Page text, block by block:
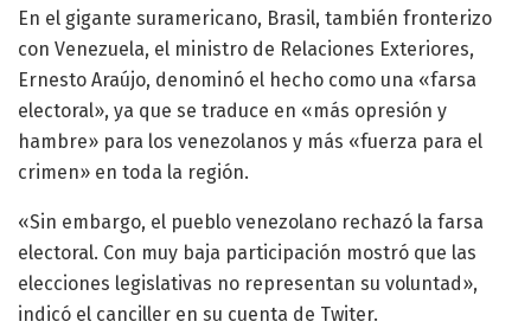
En el gigante suramericano, Brasil, también fronterizo
con Venezuela, el ministro de Relaciones Exteriores,
Ernesto Araújo, denominó el hecho como una «farsa
electoral», ya que se traduce en «más opresión y
hambre» para los venezolanos y más «fuerza para el
crimen» en toda la región.
«Sin embargo, el pueblo venezolano rechazó la farsa
electoral. Con muy baja participación mostró que las
elecciones legislativas no representan su voluntad»,
indicó el canciller en su cuenta de Twiter.